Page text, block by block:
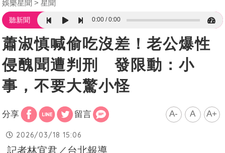
娛樂星聞 星聞
聽新聞 0:00 0:00
蕭淑慎喊偷吃沒差！老公爆性
侵醜聞遭判刑 發限動：小
事，不要大驚小怪
分享 留言 A- A A+
2026/03/18 15:06
記者林宜君／台北報導